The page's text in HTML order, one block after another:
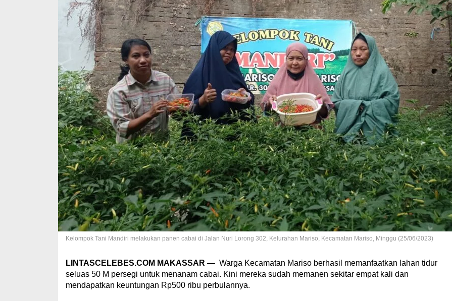
Kelompok Tani Mandiri melakukan panen cabai di Jalan Nuri Lorong 302, Kelurahan Mariso, Kecamatan Mariso, Minggu (25/06/2023)
LINTASCELEBES.COM MAKASSAR — Warga Kecamatan Mariso berhasil memanfaatkan lahan tidur
seluas 50 M persegi untuk menanam cabai. Kini mereka sudah memanen sekitar empat kali dan
mendapatkan keuntungan Rp500 ribu perbulannya.